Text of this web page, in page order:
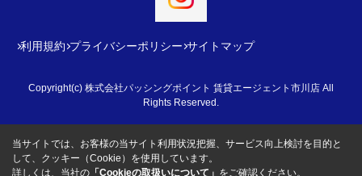
利用規約 プライバシーポリシー サイトマップ
Copyright(c) 株式会社パッシングポイント 賃貸エージェント市川店 All
Rights Reserved.
当サイトでは、お客様の当サイト利用状況把握、サービス向上検討を目的と
して、クッキー（Cookie）を使用しています。
詳しくは、当社の 「Cookieの取扱いについて」 をご確認ください。